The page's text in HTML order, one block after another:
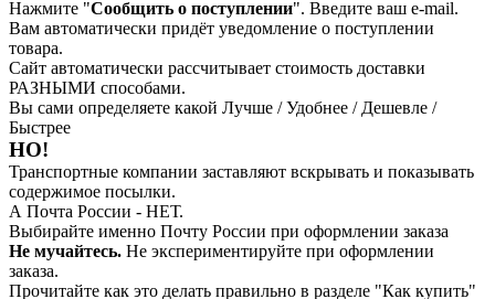
Нажмите "Сообщить о поступлении". Введите ваш e-mail.
Вам автоматически придёт уведомление о поступлении
товара.
Сайт автоматически рассчитывает стоимость доставки
РАЗНЫМИ способами.
Вы сами определяете какой Лучше / Удобнее / Дешевле /
Быстрее
НО!
Транспортные компании заставляют вскрывать и показывать
содержимое посылки.
А Почта России - НЕТ.
Выбирайте именно Почту России при оформлении заказа
Не мучайтесь. Не экспериментируйте при оформлении
заказа.
Прочитайте как это делать правильно в разделе "Как купить"